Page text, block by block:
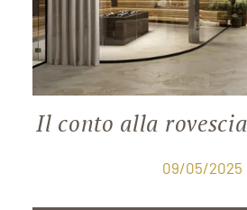
Il conto alla
09/05/2025